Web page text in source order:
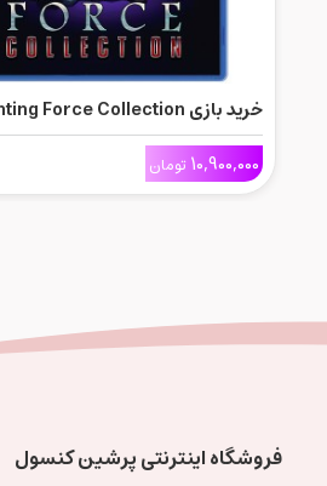
Ps5
10,900,000تومان
فروشگاه اینترنتی پرشین کنسول